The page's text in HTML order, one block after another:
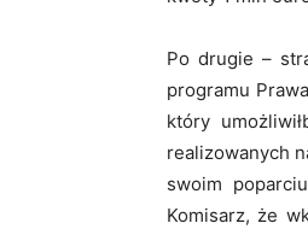
Po drugie –
programu
który
realizowanych
swoim
Komisarz, że